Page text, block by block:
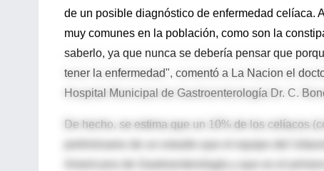
de un posible diagnóstico de enfermedad celíaca.
muy comunes en la población, como son la
saberlo, ya que nunca se debería pensar que
tener la enfermedad", comentó a La Nacion el
Hospital Municipal de Gastroenterología Dr. C.
De hecho, se estima que un 10% de los celíacos
preliminares de un estudio que el equipo del
Americano de Gastroenterología y que es el